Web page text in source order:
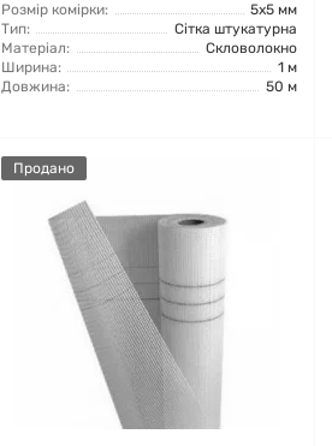
Розмір комірки:
5x5 мм
Тип:
Сітка штукатурна
Матеріал:
Скловолокно
Ширина:
1 м
Довжина:
50 м
Продано